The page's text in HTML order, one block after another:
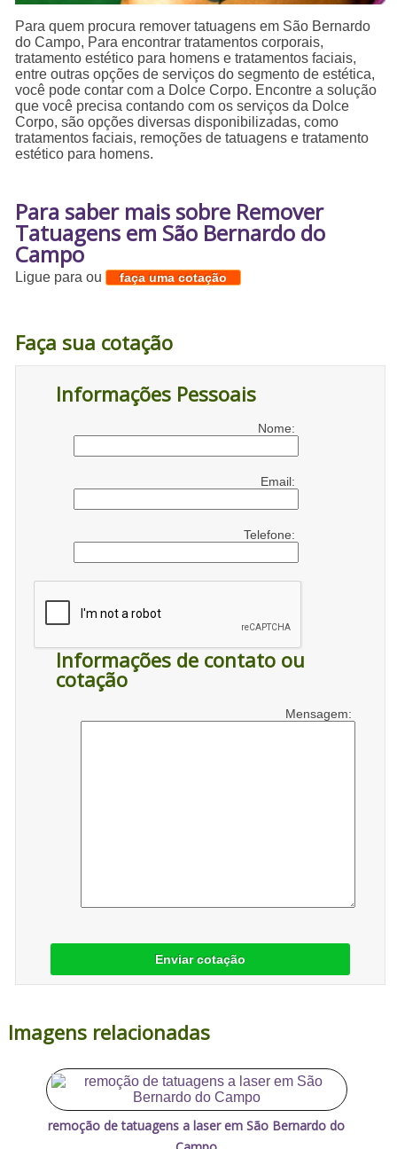
Para quem procura remover tatuagens em São Bernardo
do Campo, Para encontrar tratamentos corporais,
tratamento estético para homens e tratamentos faciais,
entre outras opções de serviços do segmento de estética,
você pode contar com a Dolce Corpo. Encontre a solução
que você precisa contando com os serviços da Dolce
Corpo, são opções diversas disponibilizadas, como
tratamentos faciais, remoções de tatuagens e tratamento
estético para homens.
Para saber mais sobre Remover
Tatuagens em São Bernardo do
Campo
Ligue paraou faça uma cotação
Faça sua cotação
Informações Pessoais
Nome:
Email:
Telefone:
Informações de contato ou
cotação
Mensagem:
Enviar cotação
Imagens relacionadas
remoção de tatuagens a laser em São Bernardo do